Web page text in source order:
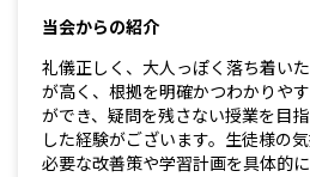
当会からの紹介
礼儀正しく、大人っぽく落ち着い
が高く、根拠を明確かつわかりや
ができ、疑問を残さない授業を目
した経験がございます。生徒様の
必要な改善策や学習計画を具体的に